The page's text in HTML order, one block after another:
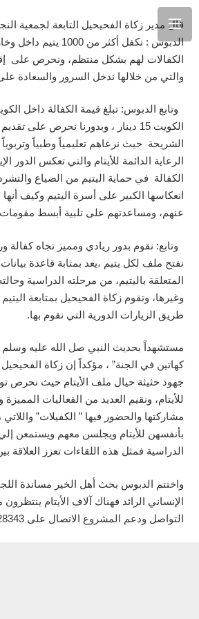
قال مدير زكاة الفحيحيل التابعة لجمعية
الدبوس : نكفل أكثر من 1000 يتيم داخل
الكفالات لهم بشكل منتظم، ونحرص على
والتي من خلالها ندخل السرور والسعادة
وتابع الدبوس:تبلغ قيمة الكفالة داخل
الكويت 15 دينار ، وبدورنا نحرص على تقديم
الشريحة حيث نرعاهم تعليمياً وطبياً وتربوياً
الرعاية الدائمة للأيتام والتي تعكس الدور
الكفالة في حماية اليتيم من الضياع
انعكاسها الكبير على أسرة اليتيم وكيف أنها
عنهم، ومساعدتهم على تلبية أبسط مقومات
وتابع: نقوم بدور ريادي ومميز تجاه كفالة
نفتح ملف لكل يتيم ،يعد بمثابة قاعدة بيانات
المتعلقة باليتيم، من مرحلته الدراسية
وغيرها، وتقوم زكاة الفحيحيل بمتابعة اليتيم
طريق الزيارات الدورية التي نقوم بها.
مستشهداً بحديث النبي صل الله عليه وسلم
كهاتين في الجنة” ، مؤكداً إن زكاة الفحيحيل
جهود حثيثة حيال ملف الأيتام حيث نحرص
للأيتام، ونقيم العديد من الفعاليات المميزة
مشاركتها والحضور فيها ” الكفيلات” واللاتي
بأنفسهن للأيتام ويجلسن معهم ويستمعن
الدراسية فمثل هذه اللقاءات تعزز العلاقة
واختتم الدبوس بحث أهل الخير مساندة
الإنساني الرائد فهناك آلاف الأيتام ينتظرون
التواصل ودعم المشروع الاتصال على 90028343